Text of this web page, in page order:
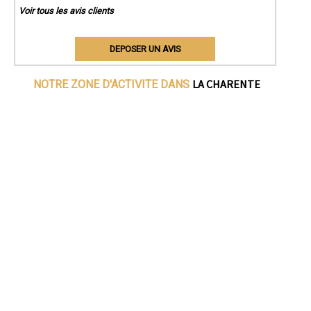
Voir tous les avis clients
DEPOSER UN AVIS
NOTRE ZONE D'ACTIVITE DANS LA CHARENTE